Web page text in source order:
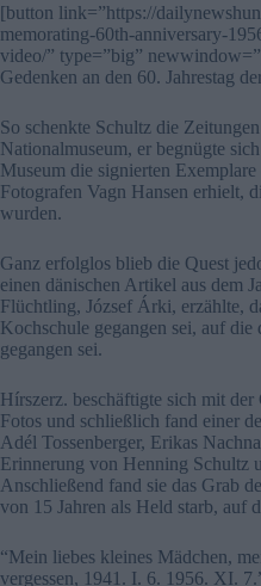
[button link=”https://
memorating-60th-anniversary-
video/” type=”big”
Gedenken an den 60. Jahrestag
So schenkte Schultz die
Nationalmuseum, er begnügte
Museum die signierten
Fotografen Vagn Hansen erhielt,
wurden.
Ganz erfolglos blieb die Quest
einen dänischen Artikel aus dem
Flüchtling, József Árki, erzählte,
Kochschule gegangen sei, auf die
gegangen sei.
Hírszerz. beschäftigte sich mit der
Fotos und schließlich fand einer
Adél Tossenberger, Erikas
Erinnerung von Henning Schultz
Anschließend fand sie das Grab
von 15 Jahren als Held starb, auf
“Mein liebes kleines Mädchen,
vergessen, 1941. I. 6. 1956. XI.